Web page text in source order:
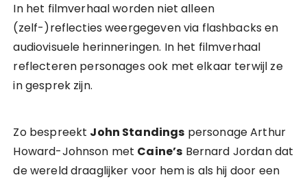
In het filmverhaal worden niet alleen
(zelf-)reflecties weergegeven via flashbacks en
audiovisuele herinneringen. In het filmverhaal
reflecteren personages ook met elkaar terwijl ze
in gesprek zijn.
Zo bespreekt John Standings personage Arthur
Howard-Johnson met Caine’s Bernard Jordan dat
de wereld draaglijker voor hem is als hij door een